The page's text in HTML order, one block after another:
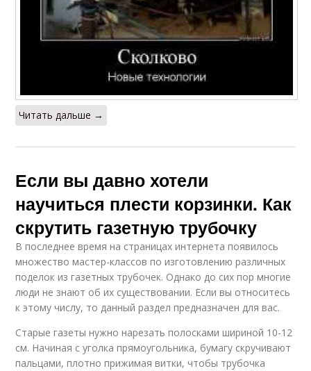
Читать дальше →
Если вы давно хотели
научиться плести корзинки. Как
скрутить газетную трубочку
В последнее время на страницах интернета появилось
множество мастер-классов по изготовлению различных
поделок из газетных трубочек. Однако до сих пор многие
люди не знают об их существовании. Если вы относитесь
к этому числу, то данный раздел предназначен для вас.
Старые газеты нужно нарезать полосками шириной 10-12
см. Начиная с уголка прямоугольника, бумагу скручивают
пальцами, плотно прижимая витки, чтобы трубочка